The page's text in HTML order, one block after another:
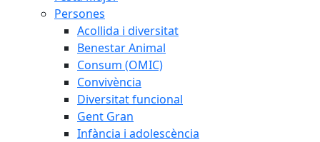
Persones
Acollida i diversitat
Benestar Animal
Consum (OMIC)
Convivència
Diversitat funcional
Gent Gran
Infància i adolescència